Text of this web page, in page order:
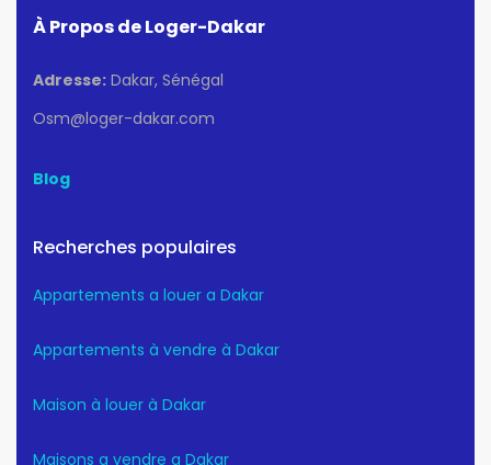
À Propos de Loger-Dakar
Adresse: Dakar, Sénégal
Osm@loger-dakar.com
Blog
Recherches populaires
Appartements a louer a Dakar
Appartements à vendre à Dakar
Maison à louer à Dakar
Maisons a vendre a Dakar